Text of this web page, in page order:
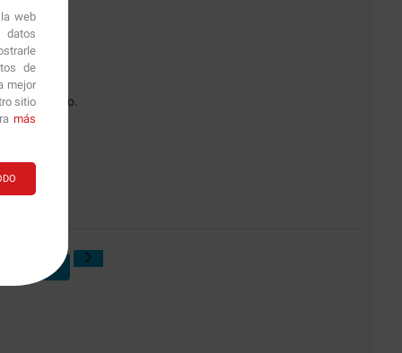
web
datos
de
mejor
sitio
más
el mercado.
4